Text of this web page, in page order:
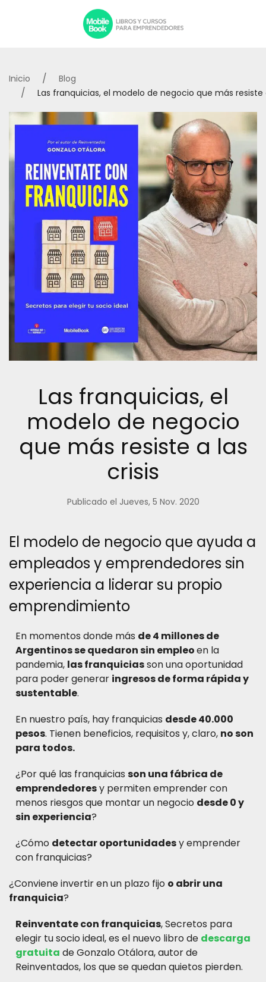
Inicio
Blog
Las franquicias, el modelo de negocio que más resiste
Las franquicias, el
modelo de negocio
que más resiste a las
crisis
Publicado el Jueves, 5 Nov. 2020
El modelo de negocio que ayuda a
empleados y emprendedores sin
experiencia a liderar su propio
emprendimiento
En momentos donde más de 4 millones de
Argentinos se quedaron sin empleoen la
pandemia, las franquiciasson una oportunidad
para poder generar ingresos de forma rápida y
sustentable.
En nuestro país, hay franquicias desde 40.000
pesos. Tienen beneficios, requisitos y, claro, no son
para todos.
¿Por qué las franquicias son una fábrica de
emprendedoresy permiten emprender con
menos riesgos que montar un negocio desde 0 y
sin experiencia?
¿Cómo detectar oportunidadesy emprender
con franquicias?
¿Conviene invertir en un plazo fijo o abrir una
franquicia?
Reinventate con franquicias, Secretos para
elegir tu socio ideal, es el nuevo libro de descarga
gratuita de Gonzalo Otálora, autor de
Reinventados, los que se quedan quietos pierden.